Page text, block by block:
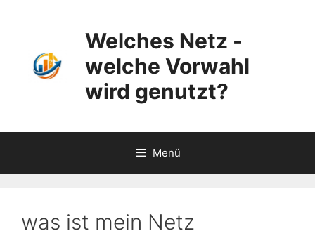
Welches Netz -
welche Vorwahl
wird genutzt?
Menü
was ist mein Netz